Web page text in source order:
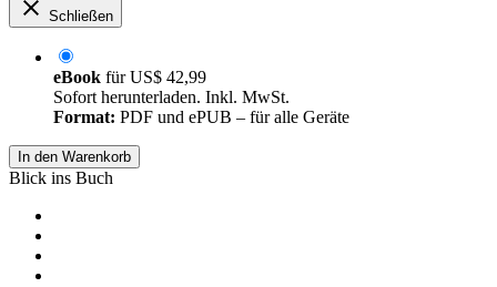
Schließen
eBook fürUS$ 42,99
Sofort herunterladen. Inkl. MwSt.
Format: PDF und ePUB – für alle Geräte
In den Warenkorb
Blick ins Buch